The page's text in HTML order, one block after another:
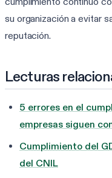
su organización a evitar
reputación.
Lecturas
5 errores en el
empresas siguen
Cumplimiento del
del CNIL